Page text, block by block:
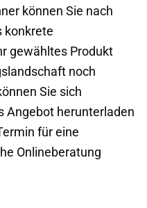
können Sie nach
konkrete
gewähltes Produkt
noch
Sie sich
Angebot herunterladen
für eine
Onlineberatung